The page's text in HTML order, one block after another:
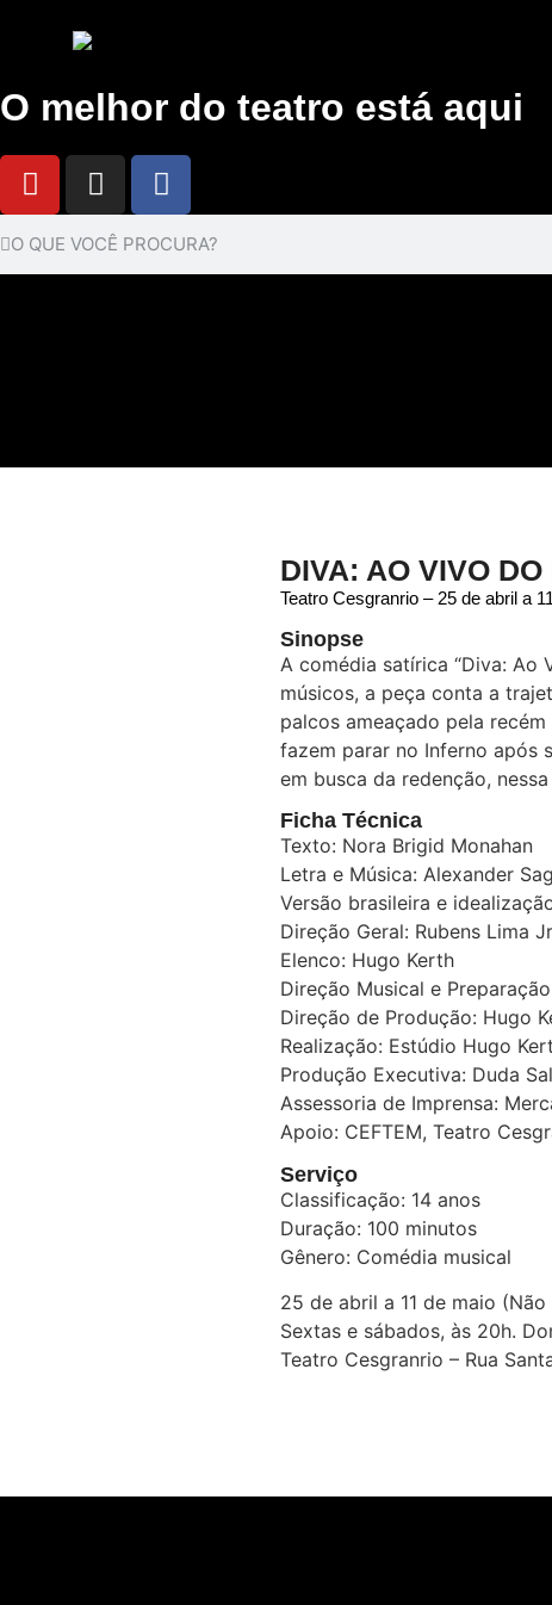
O melhor do teatro está aqui
DIVA: AO VIVO
Teatro Cesgranrio – 25 de abril a
Sinopse
A comédia satírica “Diva: Ao
músicos, a peça conta a
palcos ameaçado pela
fazem parar no Inferno após
em busca da redenção,
Ficha Técnica
Texto: Nora Brigid Monahan
Letra e Música: Alexander
Versão brasileira e
Direção Geral: Rubens Lima
Elenco: Hugo Kerth
Direção Musical e
Direção de Produção: Hugo
Realização: Estúdio Hugo
Produção Executiva: Duda
Assessoria de Imprensa:
Apoio: CEFTEM, Teatro
Serviço
Classificação: 14 anos
Duração: 100 minutos
Gênero: Comédia musical
25 de abril a 11 de maio
Sextas e sábados, às 20h.
Teatro Cesgranrio – Rua